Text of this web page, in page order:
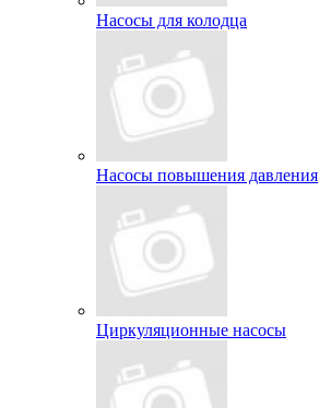
Насосы для колодца
Насосы повышения давления
Циркуляционные насосы